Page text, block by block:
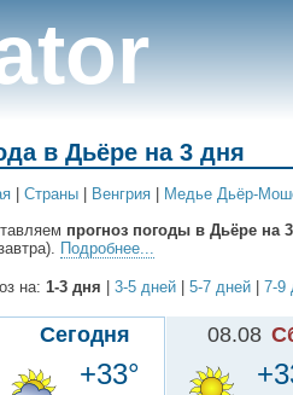
в Дьёре на 3 дня
Cтраны Венгрия Медье Дьёр-
прогноз погоды в Дьёре на
Подробнее...
на: 1-3 дня 3-5 дней 5-7 дней 7-9
Сегодня
+33°
08.08